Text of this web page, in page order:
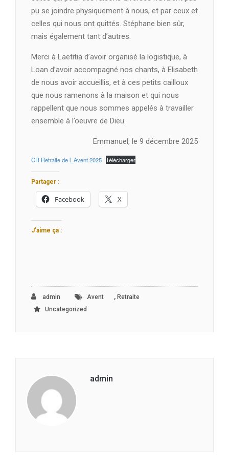
pu se joindre physiquement à nous, et par ceux et
celles qui nous ont quittés. Stéphane bien sûr,
mais également tant d’autres.
Merci à Laetitia d’avoir organisé la logistique, à
Loan d’avoir accompagné nos chants, à Elisabeth
de nous avoir accueillis, et à ces petits cailloux
que nous ramenons à la maison et qui nous
rappellent que nous sommes appelés à travailler
ensemble à l’oeuvre de Dieu.
Emmanuel, le 9 décembre 2025
CR Retraite de l_Avent 2025 Télécharger
Partager :
Facebook X
J’aime ça :
admin Avent , Retraite
Uncategorized
admin